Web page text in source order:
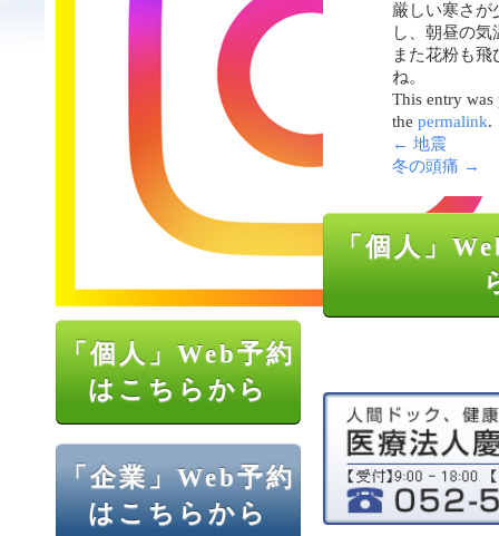
「個人」Web予約
はこちらから
「企業」Web予約
はこちらから
厳しい寒さが
し、朝昼の
また花粉も
ね。
This entry
the permalink.
← 地震
冬の頭痛 →
「個人」